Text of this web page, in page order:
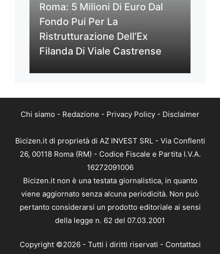
Roma: 5 Milioni Di Euro Dal
Fondo Pui Per La
Ristrutturazione Dell’Ex
Filanda Di Viale Castrense
Chi siamo - Redazione - Privacy Policy - Disclaimer
Bicizen.it di proprietà di AZ INVEST SRL - Via Conflenti
26, 00118 Roma (RM) - Codice Fiscale e Partita I.V.A.
16272091006
Bicizen.it non è una testata giornalistica, in quanto
viene aggiornato senza alcuna periodicità. Non può
pertanto considerarsi un prodotto editoriale ai sensi
della legge n. 62 del 07.03.2001
Copyright ©2026 - Tutti i diritti riservati - Contattaci